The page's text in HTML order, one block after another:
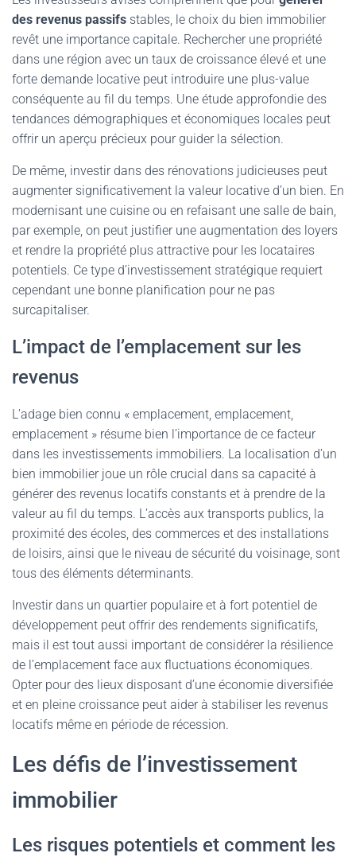
des revenus passifs stables, le choix du bien immobilier
revêt une importance capitale. Rechercher une propriété
dans une région avec un taux de croissance élevé et une
forte demande locative peut introduire une plus-value
conséquente au fil du temps. Une étude approfondie des
tendances démographiques et économiques locales peut
offrir un aperçu précieux pour guider la sélection.
De même, investir dans des rénovations judicieuses peut
augmenter significativement la valeur locative d’un bien. En
modernisant une cuisine ou en refaisant une salle de bain,
par exemple, on peut justifier une augmentation des loyers
et rendre la propriété plus attractive pour les locataires
potentiels. Ce type d’investissement stratégique requiert
cependant une bonne planification pour ne pas
surcapitaliser.
L’impact de l’emplacement sur les
revenus
L’adage bien connu « emplacement, emplacement,
emplacement » résume bien l’importance de ce facteur
dans les investissements immobiliers. La localisation d’un
bien immobilier joue un rôle crucial dans sa capacité à
générer des revenus locatifs constants et à prendre de la
valeur au fil du temps. L’accès aux transports publics, la
proximité des écoles, des commerces et des installations
de loisirs, ainsi que le niveau de sécurité du voisinage, sont
tous des éléments déterminants.
Investir dans un quartier populaire et à fort potentiel de
développement peut offrir des rendements significatifs,
mais il est tout aussi important de considérer la résilience
de l’emplacement face aux fluctuations économiques.
Opter pour des lieux disposant d’une économie diversifiée
et en pleine croissance peut aider à stabiliser les revenus
locatifs même en période de récession.
Les défis de l’investissement
immobilier
Les risques potentiels et comment les